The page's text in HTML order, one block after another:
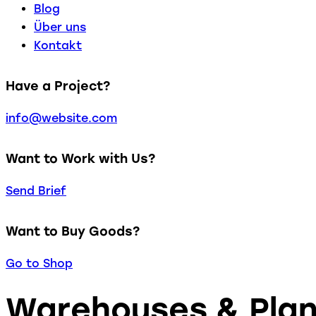
Blog
Über uns
Kontakt
Have a Project?
info@website.com
Want to Work with Us?
Send Brief
Want to Buy Goods?
Go to Shop